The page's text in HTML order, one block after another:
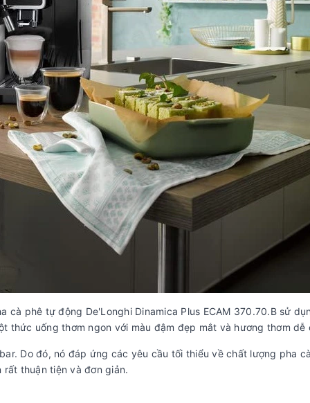
cà phê tự động De'Longhi Dinamica Plus ECAM 370.70.B sử
thức uống thơm ngon với màu đậm đẹp mắt và hương thơm dễ
Do đó, nó đáp ứng các yêu cầu tối thiểu về chất lượng pha
thuận tiện và đơn giản.